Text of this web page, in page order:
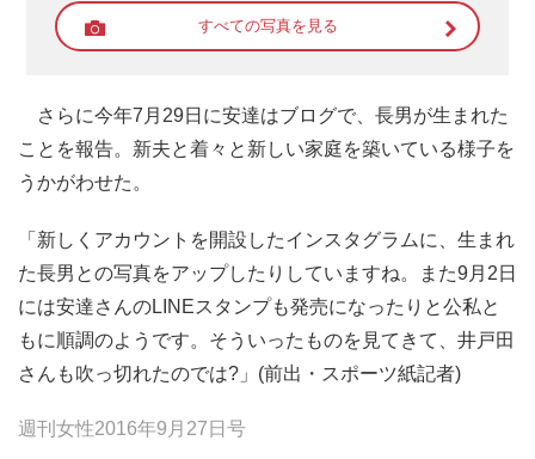
すべての写真を見る
さらに今年7月29日に安達はブログで、長男が生まれた
ことを報告。新夫と着々と新しい家庭を築いている様子を
うかがわせた。
「新しくアカウントを開設したインスタグラムに、生まれ
た長男との写真をアップしたりしていますね。また9月2日
には安達さんのLINEスタンプも発売になったりと公私と
もに順調のようです。そういったものを見てきて、井戸田
さんも吹っ切れたのでは?」(前出・スポーツ紙記者)
週刊女性2016年9月27日号